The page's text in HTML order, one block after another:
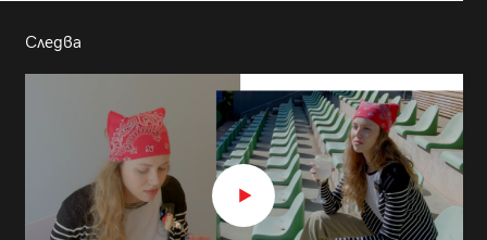
Следва